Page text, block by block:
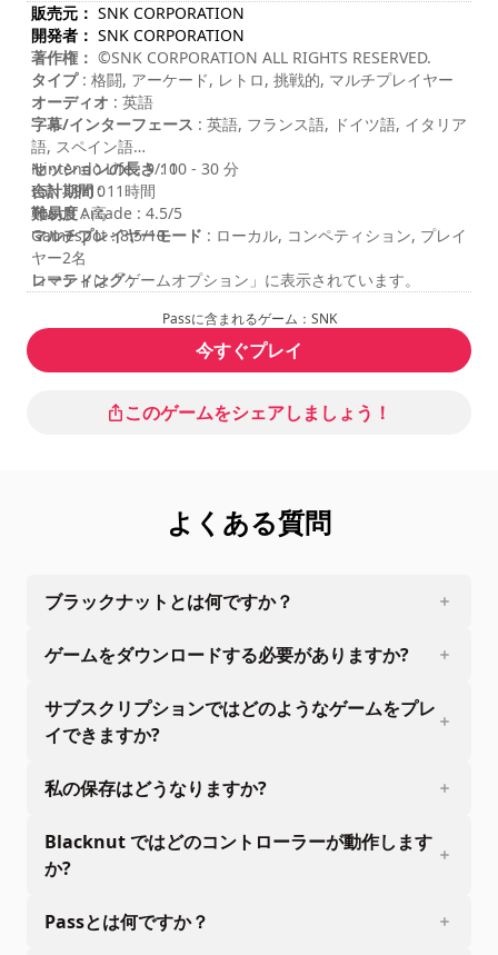
販売元： SNK CORPORATION
開発者： SNK CORPORATION
著作権： ©SNK CORPORATION ALL RIGHTS RESERVED.
タイプ: 格闘, アーケード, レトロ, 挑戦的, マルチプレイヤー
オーディオ : 英語
字幕/インターフェース : 英語, フランス語, ドイツ語, イタリア
語, スペイン語
セッションの長さ: 10 - 30 分
合計期間: 11時間
難易度: 高
マルチプレイヤーモード : ローカル, コンペティション, プレイ
ヤー2名
レーティング:
Nintendo Life : 9/10
IGN : 9/10
Touch Arcade : 4.5/5
Gamespot : 8.5/10
コマンドは「ゲームオプション」に表示されています。
Passに含まれるゲーム：SNK
今すぐプレイ
このゲームをシェアしましょう！
よくある質問
ブラックナットとは何ですか？
ゲームをダウンロードする必要がありますか?
サブスクリプションではどのようなゲームをプレ
イできますか?
私の保存はどうなりますか?
Blacknut ではどのコントローラーが動作します
か?
Passとは何ですか？